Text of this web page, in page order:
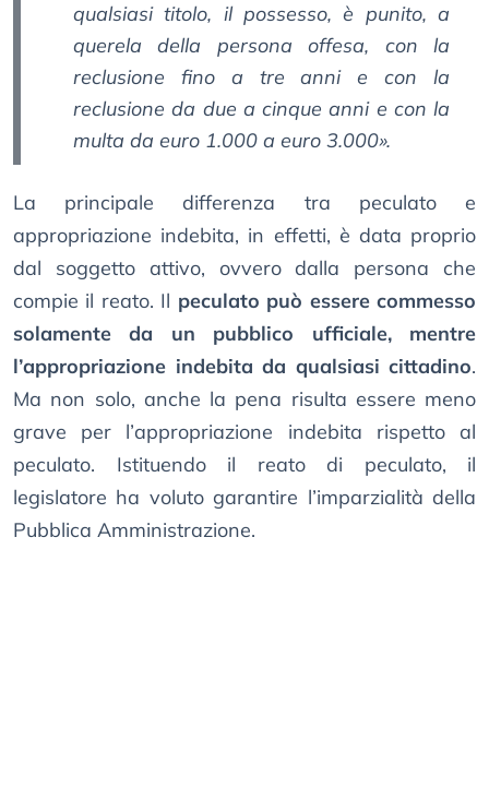
qualsiasi titolo, il possesso, è punito, a
querela della persona offesa, con la
reclusione fino a tre anni e con la
reclusione da due a cinque anni e con la
multa da euro 1.000 a euro 3.000».
La principale differenza tra peculato e
appropriazione indebita, in effetti, è data proprio
dal soggetto attivo, ovvero dalla persona che
compie il reato. Il peculato può essere commesso
solamente da un pubblico ufficiale, mentre
l’appropriazione indebita da qualsiasi cittadino.
Ma non solo, anche la pena risulta essere meno
grave per l’appropriazione indebita rispetto al
peculato. Istituendo il reato di peculato, il
legislatore ha voluto garantire l’imparzialità della
Pubblica Amministrazione.